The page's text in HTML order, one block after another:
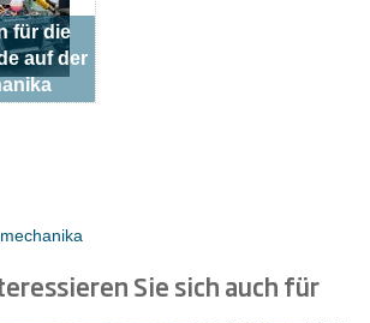
für die
auf der
Sie sich auch für